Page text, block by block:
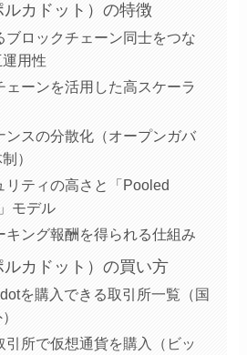
カドット）の特徴
ロックチェーン同士をつな
用性
ーンを活用した高スケーラ
スの分散化（オープンガバ
）
ティの高さと「Pooled
モデル
ング報酬を得られる仕組み
ルカドット）の買い方
を購入できる取引所一覧（国
所で仮想通貨を購入（ビッ